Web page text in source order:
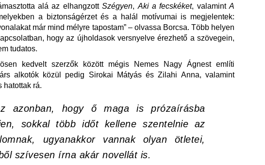
alá az elhangzottSzégyen, Aki a fecskéket, valamintA
a biztonságérzet és a halál motívumai is megjelentek:
már mind mélyre tapostam” – olvassa Borcsa. Több helyen
hogy az újholdasok versnyelve érezhető a szövegein,
tudatos.
kedvelt szerzők között mégis Nemes Nagy Ágnest említi
alkotók közül pedig Sirokai Mátyás és Zilahi Anna, valamint
hatottak rá.
azonban, hogy ő maga is prózaírásba
sokkal több időt kellene szentelnie az
ugyanakkor vannak olyan ötletei,
szívesen írna akár novellát is.